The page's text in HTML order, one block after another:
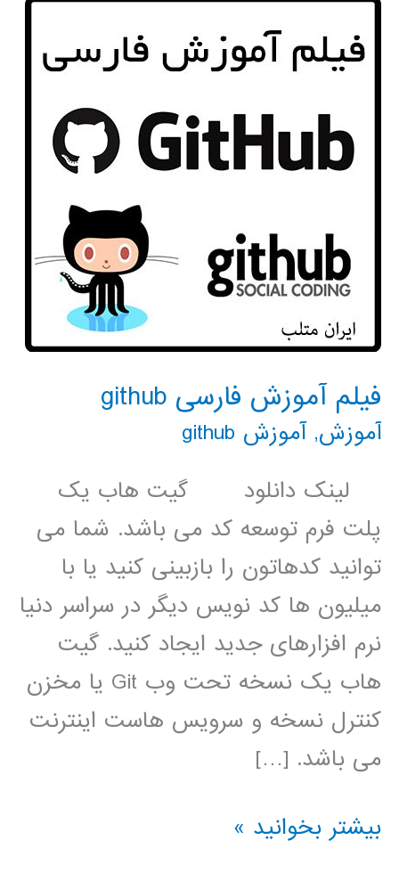
فیلم آموزش فارسی github
آموزش,آموزش github
لینک دانلود گیت هاب یک
پلت فرم توسعه کد می باشد. شما می
توانید کدهاتون را بازبینی کنید یا با
میلیون ها کد نویس دیگر در سراسر دنیا
نرم افزارهای جدید ایجاد کنید. گیت
هاب یک نسخه تحت وب Git یا مخزن
کنترل نسخه و سرویس هاست اینترنت
می باشد. […]
فیلم
بیشتر بخوانید »